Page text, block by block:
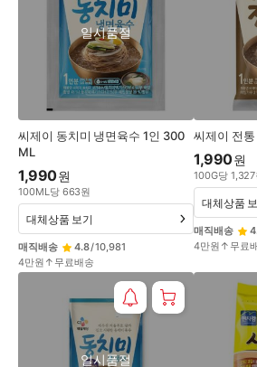
씨제이 동치미 냉면육수 1인 300
ML
일시품절
1,990원
100ML당 663원
매직배송 4.8/10,981
4만원↑무료배송
대체상품 보기
씨제이 전
1,990원
100G당 1,327
매직배송
4만원↑무료
대체상품
일시품절